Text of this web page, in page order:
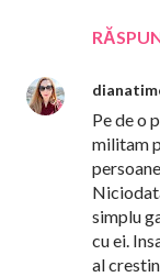
Pe de o
militam
simplu
cu ei.
al